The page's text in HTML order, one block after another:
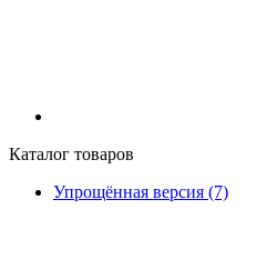
Каталог товаров
Упрощённая версия (7)